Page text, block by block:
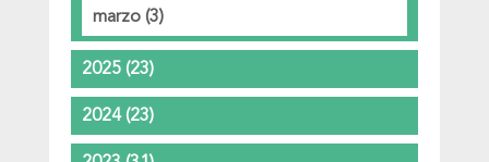
marzo (3)
2025 (23)
2024(23)